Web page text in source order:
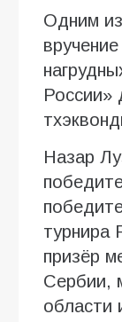
Одним
России»
Назар
турнира
призёр
Сербии,